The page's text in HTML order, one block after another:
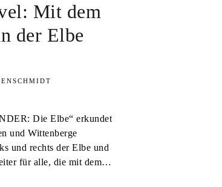
Mit dem
der Elbe
Die Elbe“ erkundet
und Wittenberge
und rechts der Elbe und
für alle, die mit dem…